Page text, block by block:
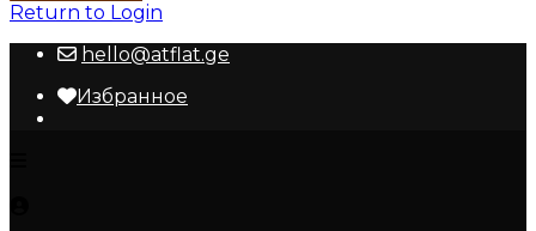
Return to Login
hello@atflat.ge
Избранное